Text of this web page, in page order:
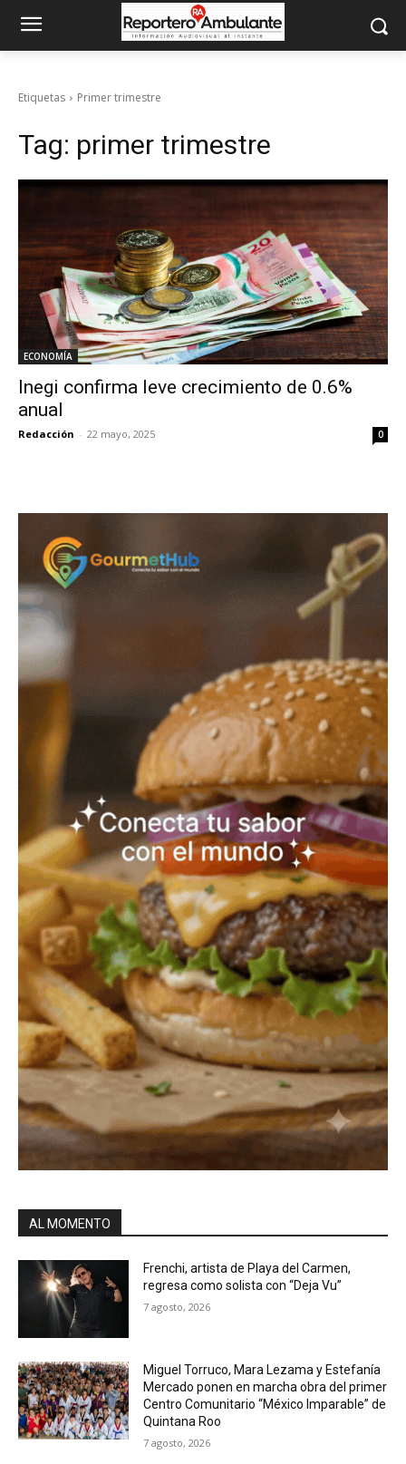
Etiquetas Primer trimestre
Tag: primer trimestre
ECONOMÍA
Inegi confirma leve crecimiento de 0.6%
anual
Redacción - 22 mayo, 2025 0
AL MOMENTO
Frenchi, artista de Playa del Carmen,
regresa como solista con “Deja Vu”
7 agosto, 2026
Miguel Torruco, Mara Lezama y Estefanía
Mercado ponen en marcha obra del primer
Centro Comunitario “México Imparable” de
Quintana Roo
7 agosto, 2026